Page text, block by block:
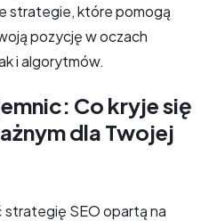
strategie, które pomogą
pozycję w oczach
i algorytmów.
Co kryje się
dla Twojej
SEO opartą na